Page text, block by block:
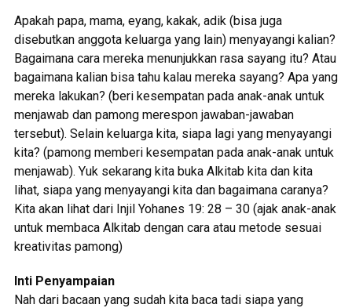
Apakah papa, mama, eyang, kakak, adik (bisa juga
disebutkan anggota keluarga yang lain) menyayangi kalian?
Bagaimana cara mereka menunjukkan rasa sayang itu? Atau
bagaimana kalian bisa tahu kalau mereka sayang? Apa yang
mereka lakukan? (beri kesempatan pada anak-anak untuk
menjawab dan pamong merespon jawaban-jawaban
tersebut). Selain keluarga kita, siapa lagi yang menyayangi
kita? (pamong memberi kesempatan pada anak-anak untuk
menjawab). Yuk sekarang kita buka Alkitab kita dan kita
lihat, siapa yang menyayangi kita dan bagaimana caranya?
Kita akan lihat dari Injil Yohanes 19: 28 – 30 (ajak anak-anak
untuk membaca Alkitab dengan cara atau metode sesuai
kreativitas pamong)
Inti Penyampaian
Nah dari bacaan yang sudah kita baca tadi siapa yang